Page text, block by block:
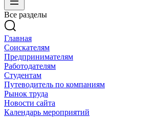
Все разделы
Главная
Соискателям
Предпринимателям
Работодателям
Студентам
Путеводитель по компаниям
Рынок труда
Новости сайта
Календарь мероприятий